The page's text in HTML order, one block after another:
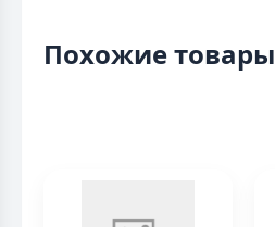
Похожие товары